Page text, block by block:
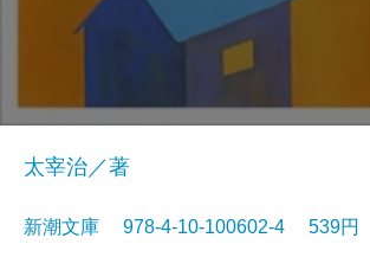
太宰治／著
新潮文庫 978-4-10-100602-4 539円